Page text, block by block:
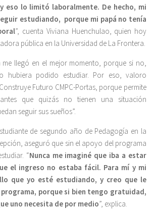
eso lo limitó laboralmente. De hecho, mi
estudiando, porque mi papá no tenía
”, cuenta Viviana Huenchulao, quien hoy
pública en la Universidad de La Frontera.
llegó en el mejor momento, porque si no,
hubiera podido estudiar. Por eso, valoro
Futuro CMPC-Portas, porque permite
que quizás no tienen una situación
seguir sus sueños”.
de segundo año de Pedagogía en la
aseguró que sin el apoyo del programa
“Nunca me imaginé que iba a estar
el ingreso no estaba fácil. Para mí y mi
que yo esté estudiando, y creo que le
programa, porque si bien tengo gratuidad,
uno necesita de por medio”, explica.